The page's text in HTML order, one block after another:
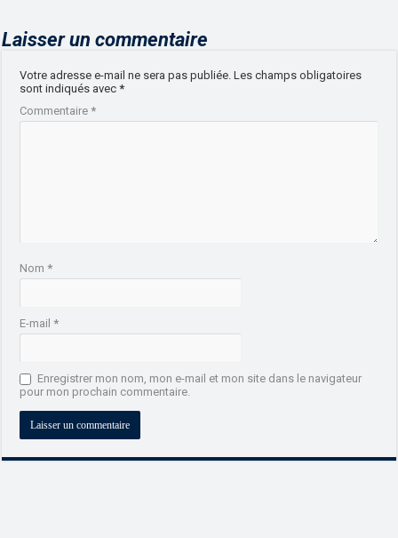
Laisser un commentaire
Votre adresse e-mail ne sera pas publiée. Les champs obligatoires
sont indiqués avec*
Commentaire*
Nom*
E-mail*
Enregistrer mon nom, mon e-mail et mon site dans le navigateur
pour mon prochain commentaire.